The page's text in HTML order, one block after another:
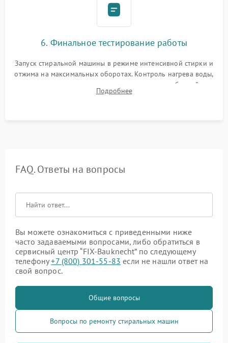
6. Финальное тестирование работы
Запуск стиральной машины в режиме интенсивной стирки и
отжима на максимальных оборотах. Контроль нагрева воды,
корректности слива, отсутствия излишних вибраций,
посторонних стуков и протечек под корпусом.
Подробнее
FAQ. Ответы на вопросы
Вы можете ознакомиться с приведенными ниже
часто задаваемыми вопросами, либо обратиться в
сервисный центр “FIX-Bauknecht” по следующему
телефону+7 (800) 301-55-83 если не нашли ответ на
свой вопрос.
Общие вопросы
Вопросы по ремонту стиральных машин